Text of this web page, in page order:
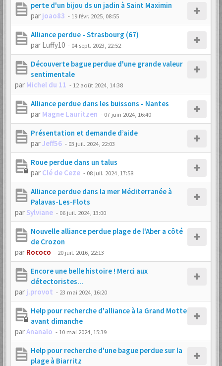
perte d'un bijou ds un jadin à Saint Maximin
par joao83 - 19 févr. 2025, 08:55
Alliance perdue - Strasbourg (67)
par Luffy10 - 04 sept. 2023, 22:52
Découverte bague perdue d'une grande valeur
sentimentale
par Michel du 11 - 12 août 2024, 14:38
Alliance perdue dans les buissons - Nantes
par Magne Lauritzen - 07 juin 2024, 16:40
Présentation et demande d’aide
parJeff56 - 03 juil. 2024, 22:03
Roue perdue dans un talus
par Clé de Ceze - 08 juil. 2024, 17:58
Alliance perdue dans la mer Méditerranée à
Palavas-Les-Flots
par Sylviane - 06 juil. 2024, 13:00
Nouvelle alliance perdue plage de l'Aber a côté
de Crozon
par Rococo - 20 juil. 2016, 22:13
Encore une belle histoire ! Merci aux
détectoristes...
par j.provot - 23 mai 2024, 16:20
Help pour recherche d'alliance à la Grand Motte
avant dimanche
parAnanalo - 10 mai 2024, 15:39
Help pour recherche d'une bague perdue sur la
plage à Biarritz